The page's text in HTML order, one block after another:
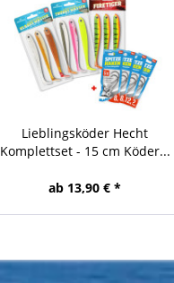
Lieblingsköder Hecht
Komplettset - 15 cm Köder...
ab 13,90 € *